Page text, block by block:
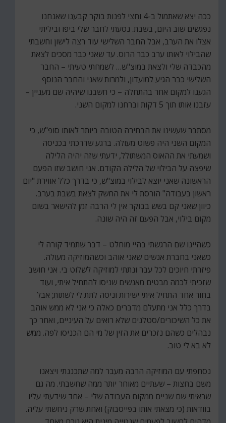
ככה יצא שאתמול ב-4 וחצי לפנות בוקר קבענו שאנחנו
נפגשים שוב היום, בשבת. נסעתי לחבר שלי ביפו וביליתי
אצלו את הערב, אבל החבר השלישי עוד רצה לישון וחשבתי
שהבילוי לאותו ערב כבר הרוס. עד שאני כבר מסכים לצאת
מהכבדה שלי ולצאת במוצ"ש… לשמחתי טעיתי – החבר
השלישי כבר הגיע למועדון, ולמרות שאני והחבר הנוסף
הגענו למקום אחר בהתחלה – כי חשבנו שיהיה שם מעניין –
עזבנו אותו תוך 5 דקות וברחנו למקום השני.
מסתבר שעשינו את הבחירה הטובה ביותר לאותו סופ"ש, כי
המקום השני היה פשוט מעולה. ברגע שדרכתי בכניסה
ושמעתי את ההאוס המשתולל, ידעתי שזה יהיה הלילה
שיפצה על הבילוי של הלילה הקודם. אני חושב שזו הפעם
הראשונה שאני יוצא לבילוי במוצ"ש, כי בדרך כלל אווירת "יום
ראשון בעבודה" הורסת לי את החשק לצאת בשבת בערב.
כיוון שאני קם בשש בבוקר אין לי הרבה זמן להישאר בשום
מקום בילוי, אבל הפעם זה היה שונה.
כשהיינו שם הרגשתי בהיי מוחלט – דבר שתמיד קורה לי
כשאני בחברת אנשים שאני אוהב וכשהמוזיקה מעולה.
פיזרתי חיוכים לכל עבר ונתתי למוזיקה לשלוט בי. אני חושב
שזכיתי לכמה מבטים מאנשים שניסו להתחיל איתי, ועוד
בחור אחד התחיל איתי ישירות וניסה לתת לי לשתות; אבל
בדרך כלל אני מתעלם מדברים כאלה כי אני לא ממש אוהב
את כל השיכורים/סטלנים שלא רואים על העיניים, ואחר כך
נבהלים כשהם נזכרים את הזין של מי הם הכניסו לפה. ממש
לא בא לי טוב.
נסחפתי עם המוזיקה הרבה מעבר למה שתכננתי ויצאנו
משם בחצות – שעתיים מאוחר יותר ממה שחשבתי. מה גם
שראיתי שם שניים ממקום העבודה שלי – אחד שידעתי עליו
בוודאות (כי מצאתי אותו בפייסבוק) ואחת שרק ניחשתי עליה.